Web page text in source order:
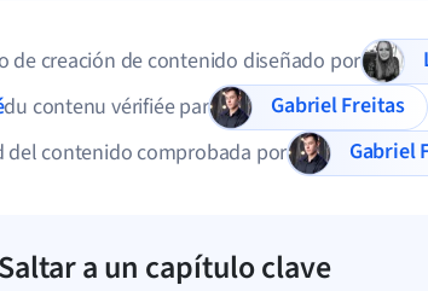
de creación de contenido diseñado por
du contenu vérifiée par
Gabriel Freitas
del contenido comprobada por
Gabriel
Saltar a un capítulo clave